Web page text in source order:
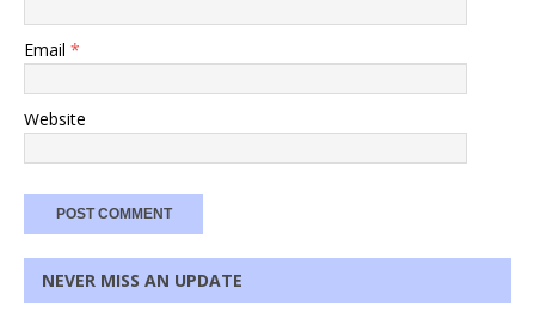
Email *
Website
NEVER MISS AN UPDATE